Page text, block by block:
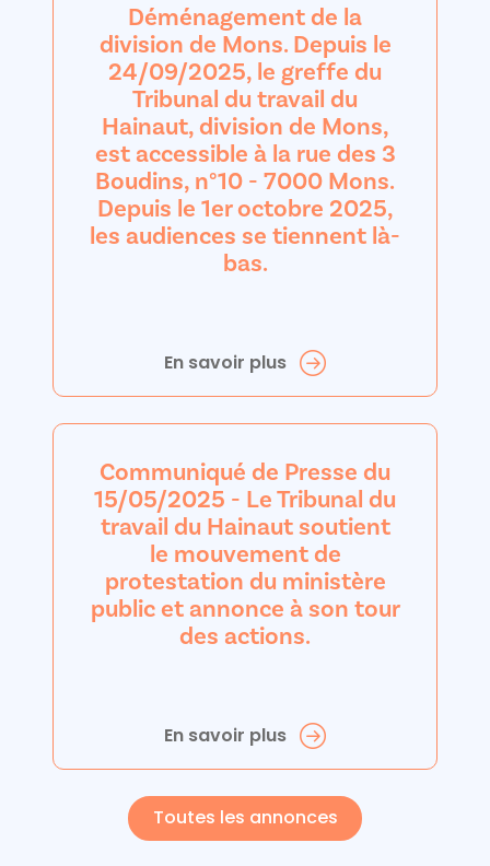
Déménagement de la
division de Mons. Depuis le
24/09/2025, le greffe du
Tribunal du travail du
Hainaut, division de Mons,
est accessible à la rue des 3
Boudins, n°10 - 7000 Mons.
Depuis le 1er octobre 2025,
les audiences se tiennent là-
bas.
En savoir plus
Communiqué de Presse du
15/05/2025 - Le Tribunal du
travail du Hainaut soutient
le mouvement de
protestation du ministère
public et annonce à son tour
des actions.
En savoir plus
Toutes les annonces